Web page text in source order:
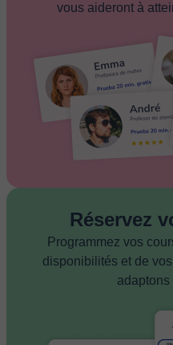
vous aideront à
Réservez
Programmez vos
disponibilités et de
adaptons